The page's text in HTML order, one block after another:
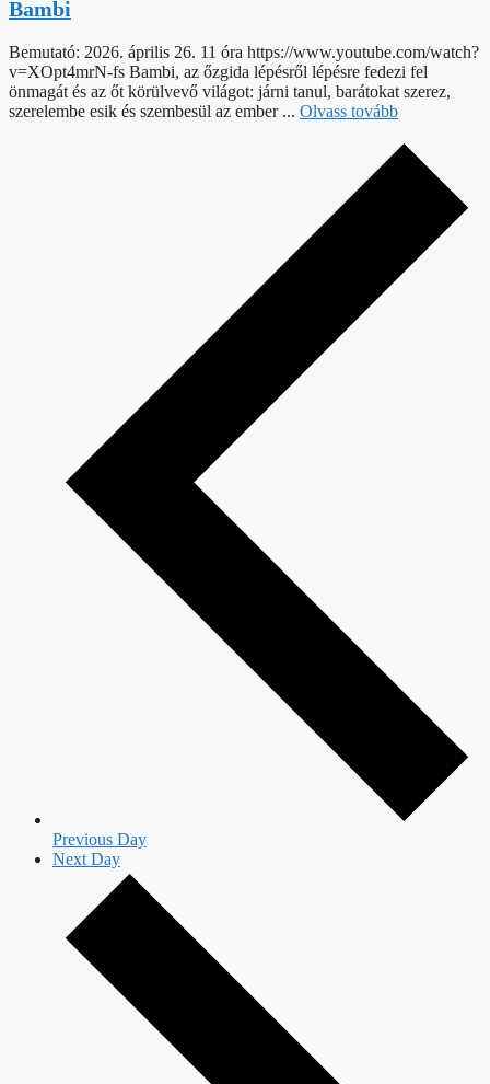
Bambi
Bemutató: 2026. április 26. 11 óra https://www.youtube.com/watch?
v=XOpt4mrN-fs Bambi, az őzgida lépésről lépésre fedezi fel
önmagát és az őt körülvevő világot: járni tanul, barátokat szerez,
szerelembe esik és szembesül az ember ... Olvass tovább
Previous Day
Next Day